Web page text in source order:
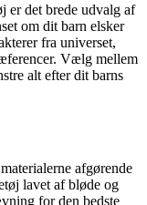
er det brede udvalg af
om dit barn elsker
fra universet,
Vælg mellem
alt efter dit barns
afgørende
lavet af bløde og
for den bedste